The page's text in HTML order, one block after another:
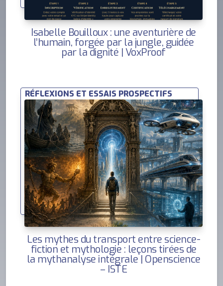
Isabelle Bouilloux : une aventurière de
l’humain, forgée par la jungle, guidée
par la dignité | VoxProof
RÉFLEXIONS ET ESSAIS PROSPECTIFS
Les mythes du transport entre science-
fiction et mythologie : leçons tirées de
la mythanalyse intégrale | Openscience
– ISTE